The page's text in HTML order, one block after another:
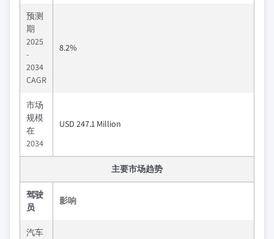
预测
期
2025
-
2034
CAGR
8.2%
市场
规模
在
2034
USD 247.1 Million
主要市场趋势
驾驶
员
影响
汽车